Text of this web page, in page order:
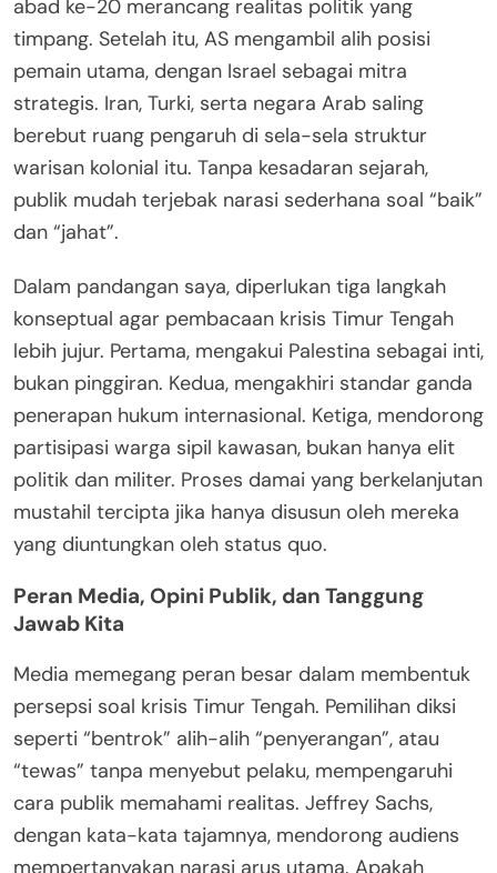
abad ke-20 merancang realitas politik yang
timpang. Setelah itu, AS mengambil alih posisi
pemain utama, dengan Israel sebagai mitra
strategis. Iran, Turki, serta negara Arab saling
berebut ruang pengaruh di sela-sela struktur
warisan kolonial itu. Tanpa kesadaran sejarah,
publik mudah terjebak narasi sederhana soal “baik”
dan “jahat”.
Dalam pandangan saya, diperlukan tiga langkah
konseptual agar pembacaan krisis Timur Tengah
lebih jujur. Pertama, mengakui Palestina sebagai inti,
bukan pinggiran. Kedua, mengakhiri standar ganda
penerapan hukum internasional. Ketiga, mendorong
partisipasi warga sipil kawasan, bukan hanya elit
politik dan militer. Proses damai yang berkelanjutan
mustahil tercipta jika hanya disusun oleh mereka
yang diuntungkan oleh status quo.
Peran Media, Opini Publik, dan Tanggung
Jawab Kita
Media memegang peran besar dalam membentuk
persepsi soal krisis Timur Tengah. Pemilihan diksi
seperti “bentrok” alih-alih “penyerangan”, atau
“tewas” tanpa menyebut pelaku, mempengaruhi
cara publik memahami realitas. Jeffrey Sachs,
dengan kata-kata tajamnya, mendorong audiens
mempertanyakan narasi arus utama. Apakah